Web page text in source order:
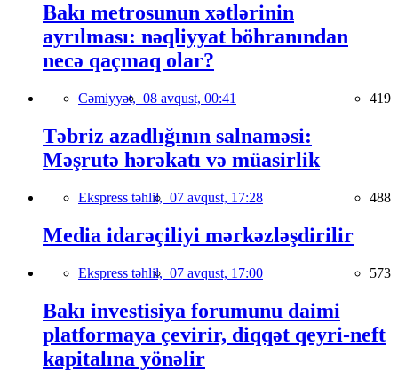
Bakı metrosunun xətlərinin
ayrılması: nəqliyyat böhranından
necə qaçmaq olar?
Cəmiyyət, 08 avqust, 00:41 419
Təbriz azadlığının salnaməsi:
Məşrutə hərəkatı və müasirlik
Ekspress təhlil, 07 avqust, 17:28 488
Media idarəçiliyi mərkəzləşdirilir
Ekspress təhlil, 07 avqust, 17:00 573
Bakı investisiya forumunu daimi
platformaya çevirir, diqqət qeyri-neft
kapitalına yönəlir